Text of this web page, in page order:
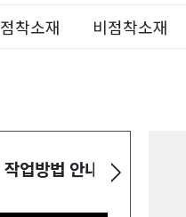
점착소재 비점착소재
작업방법 안내 /